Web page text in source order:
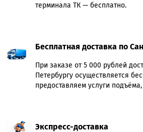
терминала ТК — бесплатно.
Бесплатная доставка по
При заказе от 5 000 рублей
Петербургу осуществляется
предоставляем услуги
Экспресс-доставка